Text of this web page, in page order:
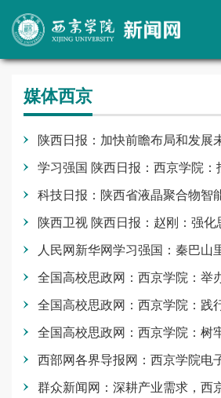
媒体西京